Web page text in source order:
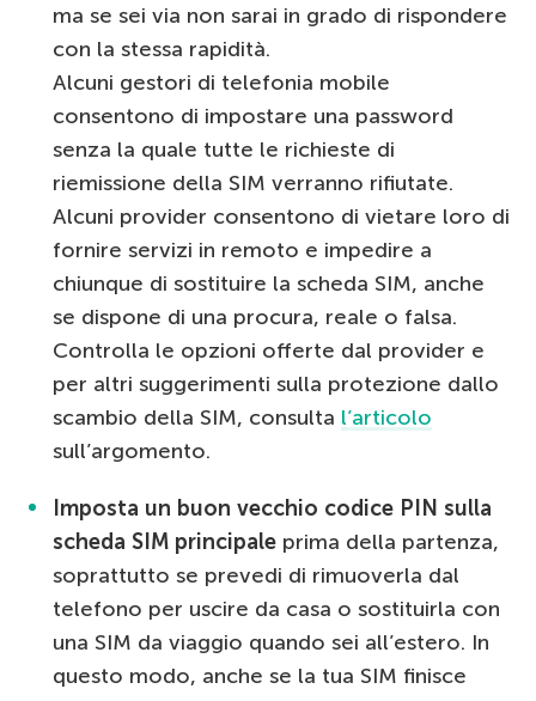
ma se sei via non sarai in grado di rispondere
con la stessa rapidità.
Alcuni gestori di telefonia mobile
consentono di impostare una password
senza la quale tutte le richieste di
riemissione della SIM verranno rifiutate.
Alcuni provider consentono di vietare loro di
fornire servizi in remoto e impedire a
chiunque di sostituire la scheda SIM, anche
se dispone di una procura, reale o falsa.
Controlla le opzioni offerte dal provider e
per altri suggerimenti sulla protezione dallo
scambio della SIM, consulta l’articolo
sull’argomento.
Imposta un buon vecchio codice PIN sulla
scheda SIM principale prima della partenza,
soprattutto se prevedi di rimuoverla dal
telefono per uscire da casa o sostituirla con
una SIM da viaggio quando sei all’estero. In
questo modo, anche se la tua SIM finisce